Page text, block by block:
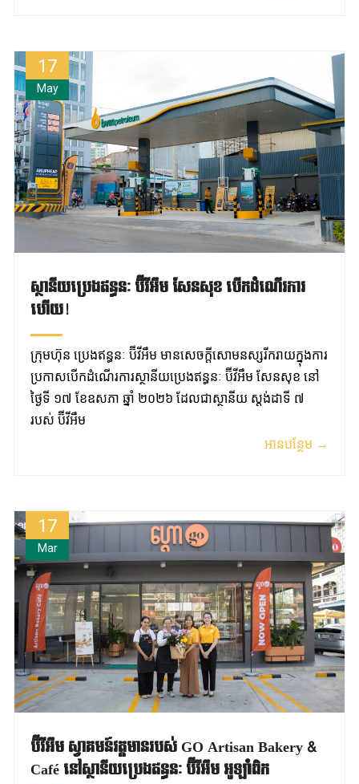
17
May
ស្ថានីយប្រេងឥន្ធនៈ ប៊ីវីអឹម សែនសុខ បើកដំណើរការ
ហើយ!
ក្រុមហ៊ុន ប្រេងឥន្ធនៈ ប៊ីវីអឹម មានសេចក្តីសោមនស្សរីករាយក្នុងការ
ប្រកាសបើកដំណើរការស្ថានីយប្រេងឥន្ធនៈ ប៊ីវីអឹម សែនសុខ នៅ
ថ្ងៃទី ១៧ ខែឧសភា ឆ្នាំ ២០២៦ ដែលជាស្ថានីយ ស្តង់ដាទី ៧
របស់ ប៊ីវីអឹម
អានបន្ថែម →
17
Mar
ប៊ីវីអឹម ស្វាគមន៍វត្តមានរបស់ GO Artisan Bakery &
Café នៅស្ថានីយប្រេងឥន្ធនៈ ប៊ីវីអឹម អូឡាំពិក